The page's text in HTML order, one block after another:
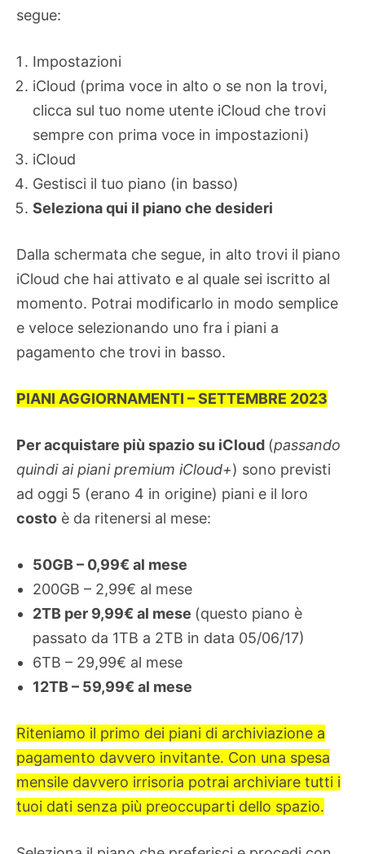
segue:
Impostazioni
iCloud (prima voce in alto o se non la trovi,
clicca sul tuo nome utente iCloud che trovi
sempre con prima voce in impostazioni)
iCloud
Gestisci il tuo piano (in basso)
Seleziona qui il piano che desideri
Dalla schermata che segue, in alto trovi il piano
iCloud che hai attivato e al quale sei iscritto al
momento. Potrai modificarlo in modo semplice
e veloce selezionando uno fra i piani a
pagamento che trovi in basso.
PIANI AGGIORNAMENTI – SETTEMBRE 2023
Per acquistare più spazio su iCloud (passando
quindi ai piani premium iCloud+) sono previsti
ad oggi 5 (erano 4 in origine) piani e il loro
costo è da ritenersi al mese:
50GB – 0,99€ al mese
200GB – 2,99€ al mese
2TB per 9,99€ al mese (questo piano è
passato da 1TB a 2TB in data 05/06/17)
6TB – 29,99€ al mese
12TB – 59,99€ al mese
Riteniamo il primo dei piani di archiviazione a
pagamento davvero invitante. Con una spesa
mensile davvero irrisoria potrai archiviare tutti i
tuoi dati senza più preoccuparti dello spazio.